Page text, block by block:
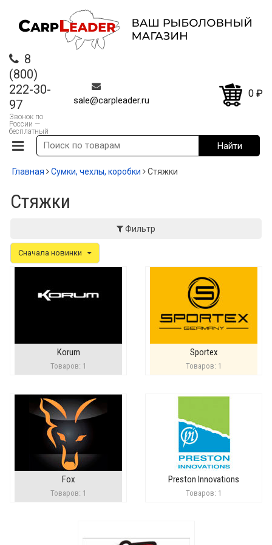
8
(800)
222-30-
97
Звонок по
России —
бесплатный
sale@carpleader.ru
0 ₽
Главная Сумки, чехлы, коробки Стяжки
Стяжки
Фильтр
Сначала новинки
Korum
Товаров: 1
Sportex
Товаров: 1
Fox
Товаров: 1
Preston Innovations
Товаров: 1